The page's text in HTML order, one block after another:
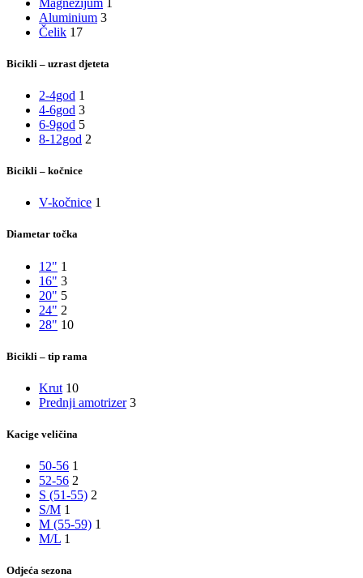
Aluminium 3
Čelik 17
Bicikli – uzrast djeteta
2-4god 1
4-6god 3
6-9god 5
8-12god 2
Bicikli – kočnice
V-kočnice 1
Diametar točka
12" 1
16" 3
20" 5
24" 2
28" 10
Bicikli – tip rama
Krut 10
Prednji amotrizer 3
Kacige veličina
50-56 1
52-56 2
S (51-55) 2
S/M 1
M (55-59) 1
M/L 1
Odjeća sezona